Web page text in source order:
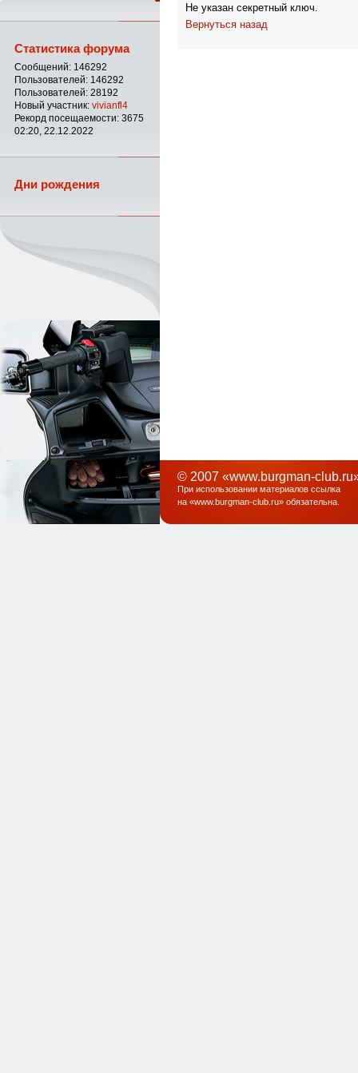
Не указан секретный ключ.
Вернуться назад
Статистика форума
Сообщений: 146292
Пользователей: 146292
Пользователей: 28192
Новый участник: vivianfl4
Рекорд посещаемости: 3675
02:20, 22.12.2022
Дни рождения
© 2007 «www.burgman-
При использовании материалов ссылка
на «www.burgman-club.ru» обязательна